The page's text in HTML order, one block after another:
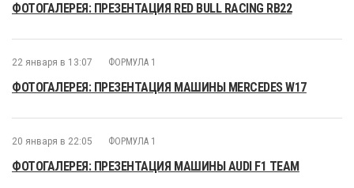
ФОТОГАЛЕРЕЯ: ПРЕЗЕНТАЦИЯ RED BULL RACING RB22
22 января в 13:07 ФОРМУЛА 1
ФОТОГАЛЕРЕЯ: ПРЕЗЕНТАЦИЯ МАШИНЫ MERCEDES W17
20 января в 22:05 ФОРМУЛА 1
ФОТОГАЛЕРЕЯ: ПРЕЗЕНТАЦИЯ МАШИНЫ AUDI F1 TEAM